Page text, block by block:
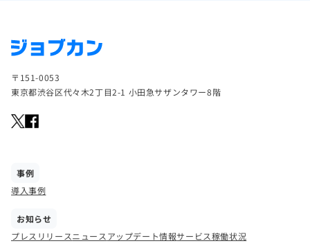
〒151-0053
東京都渋谷区代々木2丁目2-1 小田急サザンタワー8階
事例
導入事例
お知らせ
プレスリリースニュース アップデート情報サービス稼働状況